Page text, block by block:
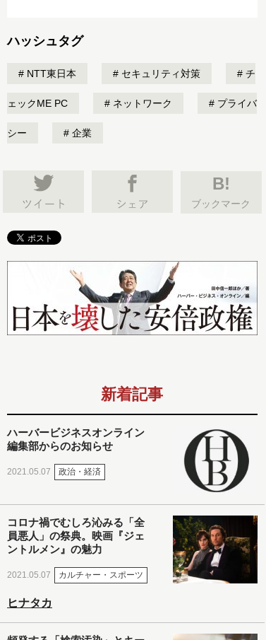
ハッシュタグ
NTT東日本 セキュリティ対策 チ
ェックME PC ネットワーク プライバ
シー 企業
B!
ブックマーク
新着記事
ハーバービジネスオンライン
編集部からのお知らせ
2021.05.07 政治・経済
コロナ禍でむしろ沁みる「全
員悪人」の祭典。映画『ジェ
ントルメン』の魅力
2021.05.07 カルチャー・スポーツ
ヒナタカ